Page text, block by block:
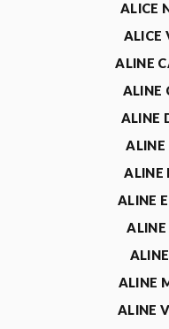
ALICE
ALICE
ALINE
ALINE
ALINE
ALINE
ALINE
ALINE
ALINE
ALINE
ALINE